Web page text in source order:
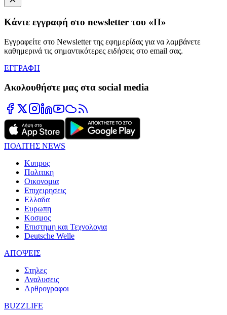
Κάντε εγγραφή στο newsletter του «Π»
Εγγραφείτε στο Newsletter της εφημερίδας για να λαμβάνετε
καθημερινά τις σημαντικότερες ειδήσεις στο email σας.
ΕΓΓΡΑΦΗ
Ακολουθήστε μας στα social media
ΠΟΛΙΤΗΣ NEWS
Κυπρος
Πολιτικη
Οικονομια
Επιχειρησεις
Ελλαδα
Ευρωπη
Κοσμος
Επιστημη και Τεχνολογια
Deutsche Welle
ΑΠΟΨΕΙΣ
Στηλες
Αναλυσεις
Αρθρογραφοι
BUZZLIFE